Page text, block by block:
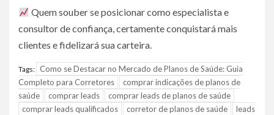
Quem souber se posicionar como especialista e
consultor de confiança, certamente conquistará mais
clientes e fidelizará sua carteira.
Tags: Como se Destacar no Mercado de Planos de Saúde: Guia
Completo para Corretores
comprar indicações de planos de
saúde
comprar leads
comprar leads de planos de saúde
comprar leads qualificados
corretor de planos de saúde
leads